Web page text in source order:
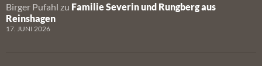
Birger Pufahl zu Familie Severin und Rungberg aus
Reinshagen
17. JUNI 2026